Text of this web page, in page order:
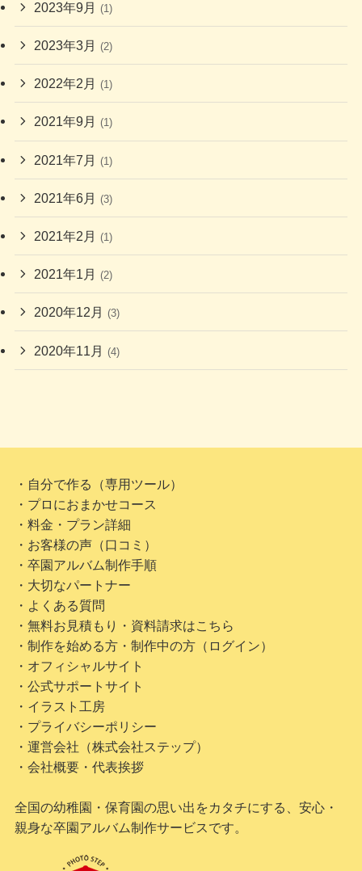
2023年9月 (1)
2023年3月 (2)
2022年2月 (1)
2021年9月 (1)
2021年7月 (1)
2021年6月 (3)
2021年2月 (1)
2021年1月 (2)
2020年12月 (3)
2020年11月 (4)
・自分で作る（専用ツール）
・プロにおまかせコース
・料金・プラン詳細
・お客様の声（口コミ）
・卒園アルバム制作手順
・大切なパートナー
・よくある質問
・無料お見積もり・資料請求はこちら
・制作を始める方・制作中の方（ログイン）
・オフィシャルサイト
・公式サポートサイト
・イラスト工房
・プライバシーポリシー
・運営会社（株式会社ステップ）
・会社概要・代表挨拶
全国の幼稚園・保育園の思い出をカタチにする、安心・
親身な卒園アルバム制作サービスです。